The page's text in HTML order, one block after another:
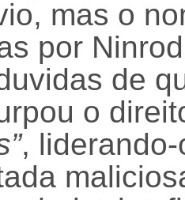
mas o
por
de
o
,